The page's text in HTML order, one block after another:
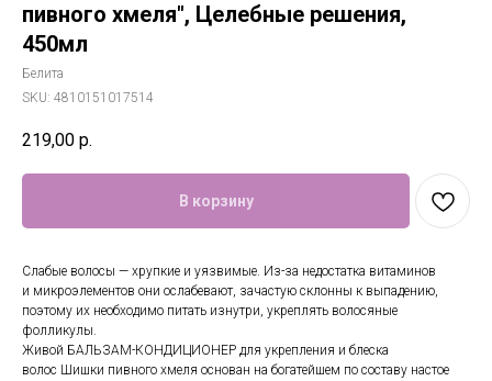
пивного хмеля", Целебные решения,
450мл
Белита
SKU: 4810151017514
219,00 р.
В корзину
Слабые волосы — хрупкие и уязвимые. Из-за недостатка витаминов
и микроэлементов они ослабевают, зачастую склонны к выпадению,
поэтому их необходимо питать изнутри, укреплять волосяные
фолликулы.
Живой БАЛЬЗАМ-КОНДИЦИОНЕР для укрепления и блеска
волос Шишки пивного хмеля основан на богатейшем по составу настое